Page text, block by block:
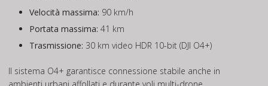
Velocità massima: 90 km/h
Portata massima: 41 km
Trasmissione: 30 km video HDR 10-bit (DJI O4+)
Il sistema O4+ garantisce connessione stabile anche in